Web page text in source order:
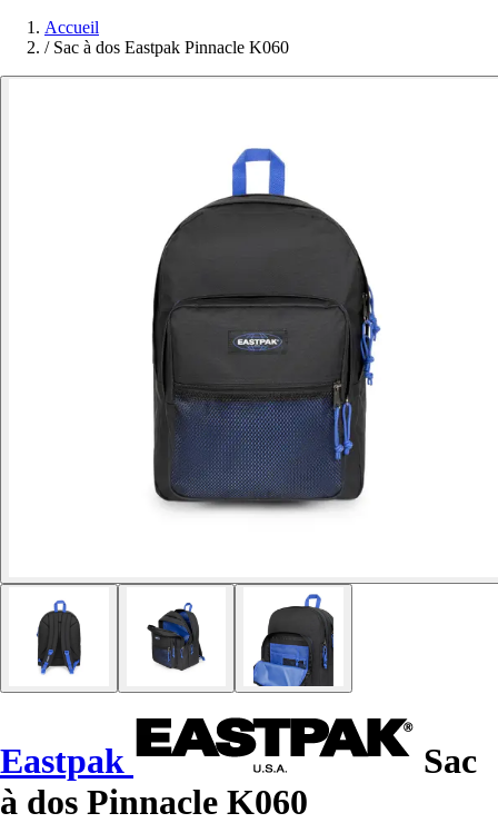
Accueil
/ Sac à dos Eastpak Pinnacle K060
Eastpak
Sac
à dos Pinnacle K060